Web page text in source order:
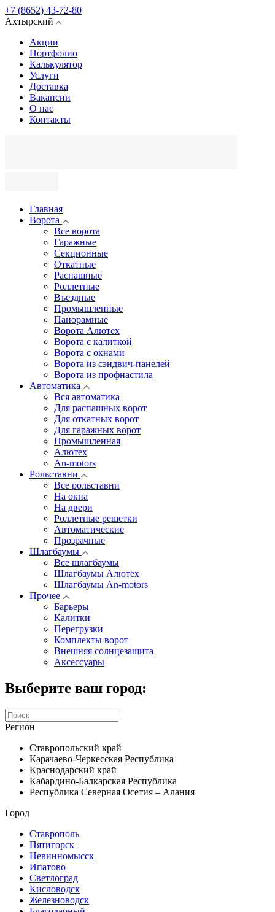
+7 (8652) 43-72-80
Ахтырский
Акции
Портфолио
Калькулятор
Услуги
Доставка
Вакансии
О нас
Контакты
Главная
Ворота
Все ворота
Гаражные
Секционные
Откатные
Распашные
Роллетные
Въездные
Промышленные
Панорамные
Ворота Алютех
Ворота с калиткой
Ворота c окнами
Ворота из сэндвич-панелей
Ворота из профнастила
Автоматика
Вся автоматика
Для распашных ворот
Для откатных ворот
Для гаражных ворот
Промышленная
Алютех
An-motors
Рольставни
Все рольставни
На окна
На двери
Роллетные решетки
Автоматические
Прозрачные
Шлагбаумы
Все шлагбаумы
Шлагбаумы Алютех
Шлагбаумы An-motors
Прочее
Барьеры
Калитки
Перегрузки
Комплекты ворот
Внешняя солнцезащита
Аксессуары
Выберите ваш город:
Регион
Ставропольский край
Карачаево-Черкесская Республика
Краснодарский край
Кабардино-Балкарская Республика
Республика Северная Осетия – Алания
Город
Ставрополь
Пятигорск
Невинномысск
Ипатово
Светлоград
Кисловодск
Железноводск